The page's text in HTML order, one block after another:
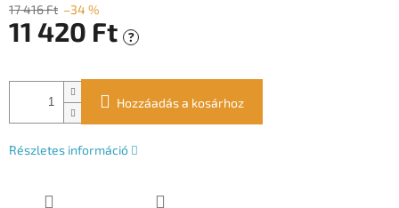
17 416 Ft –34 %
11 420 Ft ?
Hozzáadás a kosárhoz
Részletes információ